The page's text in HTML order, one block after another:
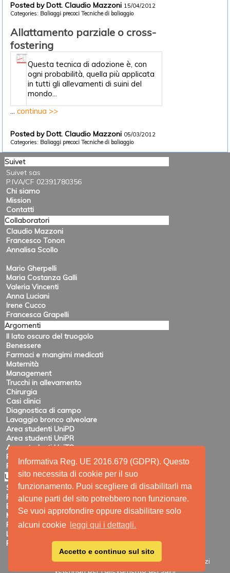
Informativa Reg. UE 2016.679 (GDPR). Questo
sito necessita di cookie per il suo
funzionamento. Puoi scegliere di disabilitarli ma
alcune parti del sito potrebbero non funzionare.
Se vuoi approfondire oppure disabilitare solo
alcuni cookie
leggi qui i dettagli.
Accetto e continuo sul sito
Posted by Dott. Claudio Mazzoni 15/04/2012
Categories: Baliaggi precoci Tecniche di baliaggio
Allattamento parziale o cross-
fostering
Questa tecnica di adozione è, con
ogni probabilità, quella più applicata
in tutti gli allevamenti di suini del
mondo...
...continua >>
Posted by Dott. Claudio Mazzoni 05/03/2012
Categories: Baliaggi precoci Tecniche di baliaggio
Suivet
Suivet sas
P.IVA/CF 02391780356
Chi siamo
Mission
Contatti
Collaboratori
Claudio Mazzoni
Francesco Tonon
Annalisa Scollo
Mario Gherpelli
Maria Costanza Galli
Valeria Vincenti
Anna Luciani
Irene Cucco
Francesca Grapelli
Argomenti
Il lato oscuro del truogolo
Benessere
Farmaci e mangimi medicati
Maternità
Management
Trucchi in allevamento
Chirurgia
Casi clinici
Diagnostica di campo
Lavaggio bronco alveolare
Area studenti UniPD
Area studenti UniPR
Area studenti UniTO
Recensioni di eventi
Pubblicazioni e ricerca
Utility
Siti amici
Ricerca
Elenco feed
Mappa del sito
Registrazione
Login
Privacy
|Printable View| © 2009 - 2026 SUIVET-Servizi
veterinari per l'allevamento dei suini